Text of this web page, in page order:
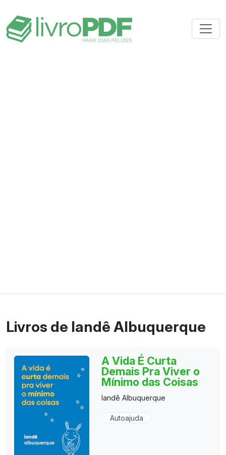
Livros de Iandê Albuquerque
A Vida É Curta
Demais Pra Viver o
Mínimo das Coisas
Iandê Albuquerque
Autoajuda